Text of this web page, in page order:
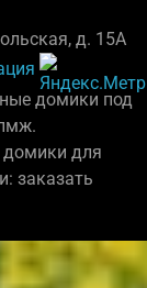
д. 15А
домики под
домики для
заказать